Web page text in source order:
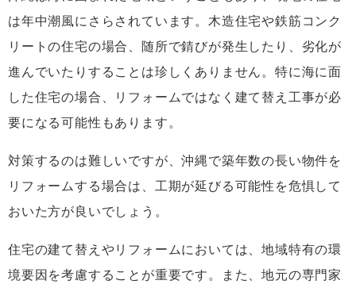
は年中潮風にさらされています。木造住宅や鉄筋コンク
リートの住宅の場合、随所で錆びが発生したり、劣化が
進んでいたりすることは珍しくありません。特に海に面
した住宅の場合、リフォームではなく建て替え工事が必
要になる可能性もあります。
対策するのは難しいですが、沖縄で築年数の長い物件を
リフォームする場合は、工期が延びる可能性を危惧して
おいた方が良いでしょう。
住宅の建て替えやリフォームにおいては、地域特有の環
境要因を考慮することが重要です。また、地元の専門家